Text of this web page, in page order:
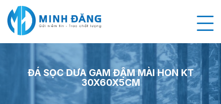
ĐÁ SỌC DƯA GAM ĐẬM MÀI HON KT
30X60X5CM